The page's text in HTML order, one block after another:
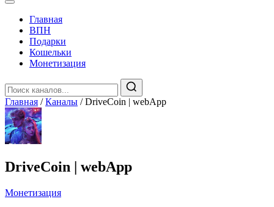
Главная
️ВПН
Подарки
Кошельки
Монетизация
Главная / Каналы / DriveCoin | webApp
DriveCoin | webApp
Монетизация